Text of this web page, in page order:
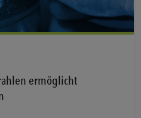
ermöglicht